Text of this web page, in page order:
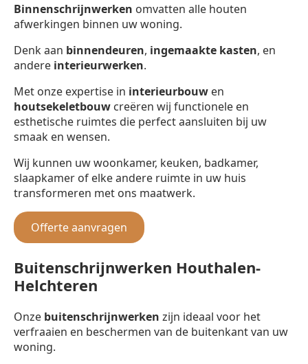
Binnenschrijnwerken omvatten alle houten
afwerkingen binnen uw woning.
Denk aan binnendeuren, ingemaakte kasten, en
andere interieurwerken.
Met onze expertise in interieurbouw en
houtsekeletbouw creëren wij functionele en
esthetische ruimtes die perfect aansluiten bij uw
smaak en wensen.
Wij kunnen uw woonkamer, keuken, badkamer,
slaapkamer of elke andere ruimte in uw huis
transformeren met ons maatwerk.
Offerte aanvragen
Buitenschrijnwerken Houthalen-
Helchteren
Onze buitenschrijnwerken zijn ideaal voor het
verfraaien en beschermen van de buitenkant van uw
woning.